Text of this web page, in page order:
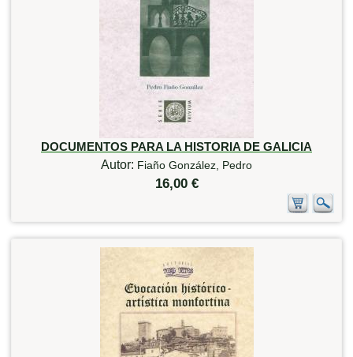
DOCUMENTOS PARA LA HISTORIA DE GALICIA
Autor: Fiaño González, Pedro
16,00 €